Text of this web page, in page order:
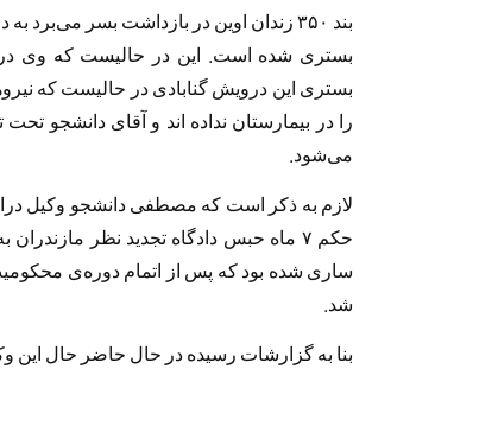
بند ۳۵۰ زندان اوین در بازداشت بسر
بستری شده است. این در حالیست که وی در
بستری این درویش گنابادی در حالیست که
را در بیمارستان نداده اند و آقای دانشجو
می‌شود.
حکم ۷ ماه حبس دادگاه تجدید نظر
شد.
بنا به گزارشات رسیده در حال حاضر حال این